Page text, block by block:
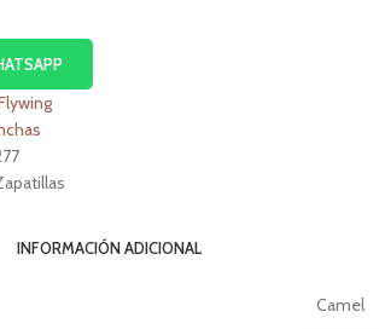
INFORMACIÓN ADICIONAL
Camel